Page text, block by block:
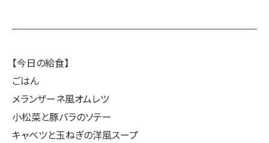
【今日の給食】
ごはん
メランザーネ風オムレツ
小松菜と豚バラのソテー
キャベツと玉ねぎの洋風スープ